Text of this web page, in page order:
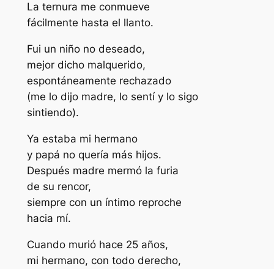
La ternura me conmueve
fácilmente hasta el llanto.
Fui un niño no deseado,
mejor dicho malquerido,
espontáneamente rechazado
(me lo dijo madre, lo sentí y lo sigo
sintiendo).
Ya estaba mi hermano
y papá no quería más hijos.
Después madre mermó la furia
de su rencor,
siempre con un íntimo reproche
hacia mí.
Cuando murió hace 25 años,
mi hermano, con todo derecho,